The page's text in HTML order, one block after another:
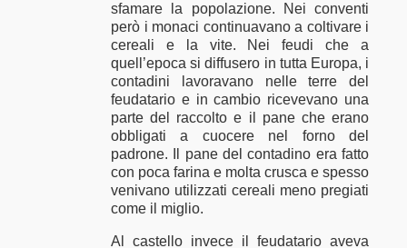
sfamare la popolazione. Nei conventi
però i monaci continuavano a coltivare i
cereali e la vite. Nei feudi che a
quell’epoca si diffusero in tutta Europa, i
contadini lavoravano nelle terre del
feudatario e in cambio ricevevano una
parte del raccolto e il pane che erano
obbligati a cuocere nel forno del
padrone. Il pane del contadino era fatto
con poca farina e molta crusca e spesso
venivano utilizzati cereali meno pregiati
come il miglio.
Al castello invece il feudatario aveva